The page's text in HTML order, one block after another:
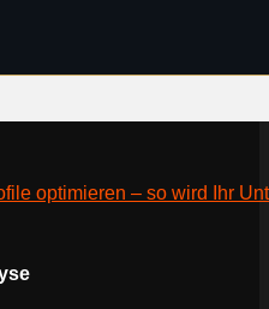
optimieren – so wird Ihr